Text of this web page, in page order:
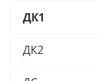
ДК1
ДК2